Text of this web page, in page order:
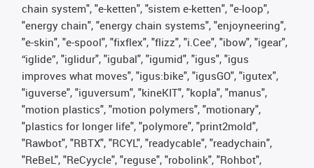
chain system", "e-ketten", "sistem e-ketten", "e-loop",
"energy chain", "energy chain systems", "enjoyneering",
"e-skin", "e-spool", "fixflex", "flizz", "i.Cee", "ibow", "igear",
“iglide”, "iglidur", "igubal", "igumid", "igus", "igus
improves what moves", "igus:bike", "igusGO", "igutex",
"iguverse", "iguversum", "kineKIT", "kopla", "manus",
"motion plastics", "motion polymers", "motionary",
"plastics for longer life", "polymore", "print2mold",
"Rawbot", "RBTX", "RCYL", "readycable", "readychain",
"ReBeL", "ReCyycle", "reguse", "robolink", "Rohbot",